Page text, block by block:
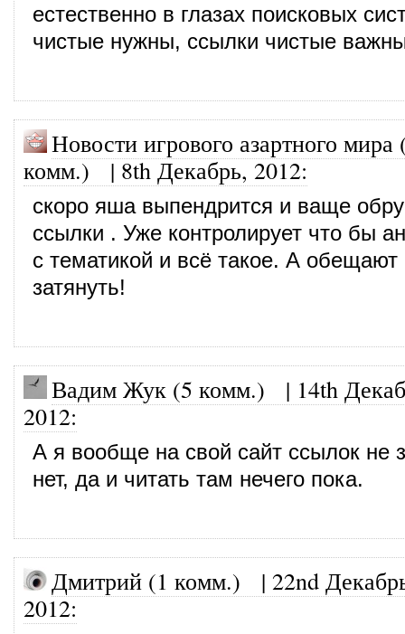
естественно в глазах поисковых
чистые нужны, ссылки чистые
Новости игрового азартного мира
комм.)|8th Декабрь, 2012:
скоро яша выпендрится и ваще
ссылки . Уже контролирует что бы
с тематикой и всё такое. А
затянуть!
Вадим Жук (5 комм.) | 14th
2012:
А я вообще на свой сайт ссылок не
нет, да и читать там нечего пока.
Дмитрий (1 комм.) | 22nd
2012: